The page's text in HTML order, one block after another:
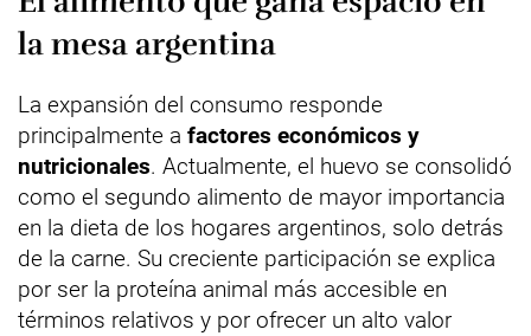
la mesa argentina
La expansión del consumo responde
principalmente a factores económicos y
nutricionales. Actualmente, el huevo se consolidó
como el segundo alimento de mayor importancia
en la dieta de los hogares argentinos, solo detrás
de la carne. Su creciente participación se explica
por ser la proteína animal más accesible en
términos relativos y por ofrecer un alto valor